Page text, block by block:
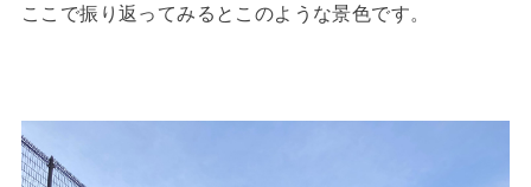
ここで振り返ってみるとこのような景色です。